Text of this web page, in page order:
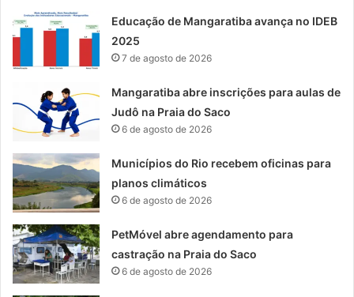
Educação de Mangaratiba avança no IDEB
2025
7 de agosto de 2026
Mangaratiba abre inscrições para aulas de
Judô na Praia do Saco
6 de agosto de 2026
Municípios do Rio recebem oficinas para
planos climáticos
6 de agosto de 2026
PetMóvel abre agendamento para
castração na Praia do Saco
6 de agosto de 2026